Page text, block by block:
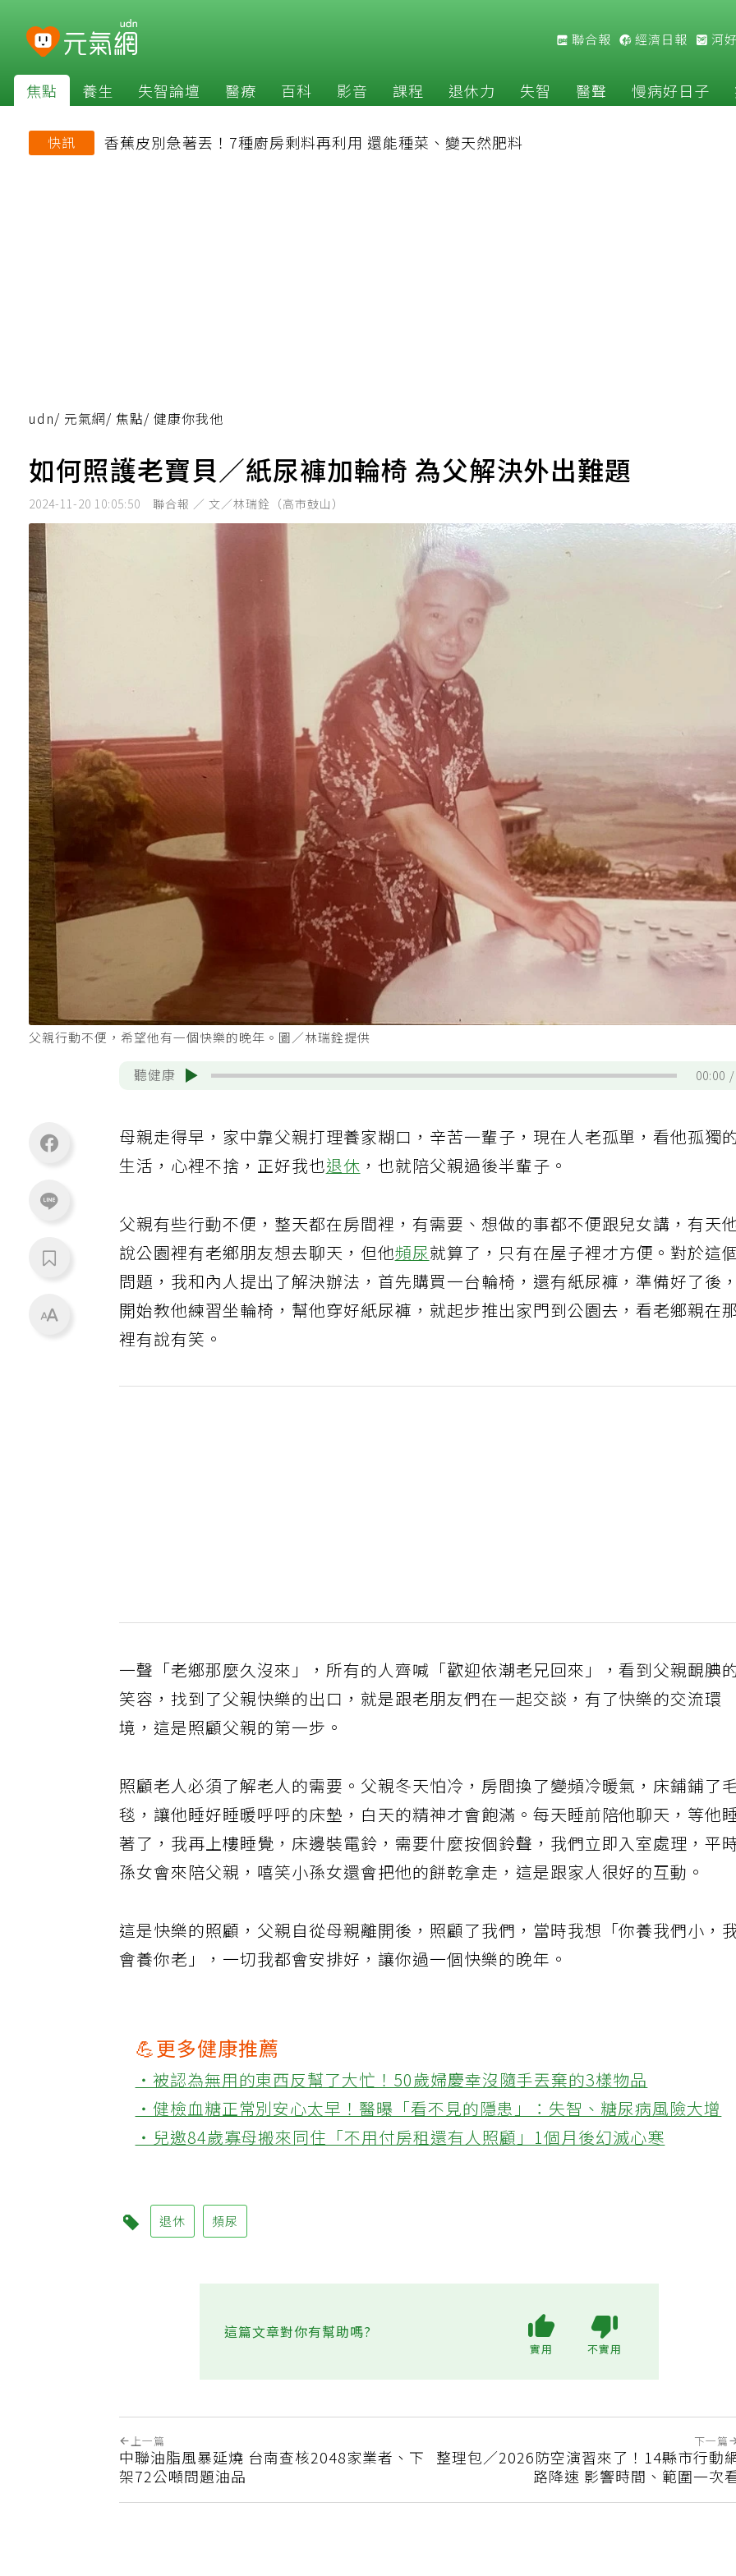
聯合報 經濟日報 河
焦點 養生 失智論壇 醫療 百科 影音 課程 退休力 失智 醫聲 慢病好日子
快訊 香蕉皮別急著丟！7種廚房剩料再利用 還能種菜、變天然肥料
udn/ 元氣網/ 焦點/ 健康你我他
如何照護老寶貝／紙尿褲加輪椅 為父解決外出難題
2024-11-20 10:05:50 聯合報 ／ 文／林瑞銓（高市鼓山）
父親行動不便，希望他有一個快樂的晚年。圖／林瑞銓提供
聽健康 00:00
母親走得早，家中靠父親打理養家糊口，辛苦一輩子，現在人老孤單，看他孤獨
生活，心裡不捨，正好我也退休 ，也就陪父親過後半輩子。
父親有些行動不便，整天都在房間裡，有需要、想做的事都不便跟兒女講，有天
說公園裡有老鄉朋友想去聊天，但他頻尿就算了，只有在屋子裡才方便。對於這
問題，我和內人提出了解決辦法，首先購買一台輪椅，還有紙尿褲，準備好了後，
開始教他練習坐輪椅，幫他穿好紙尿褲，就起步推出家門到公園去，看老鄉親在那
裡有說有笑。
一聲「老鄉那麼久沒來」，所有的人齊喊「歡迎依潮老兄回來」，看到父親靦腆
笑容，找到了父親快樂的出口，就是跟老朋友們在一起交談，有了快樂的交流環
境，這是照顧父親的第一步。
照顧老人必須了解老人的需要。父親冬天怕冷，房間換了變頻冷暖氣，床鋪鋪了
毯，讓他睡好睡暖呼呼的床墊，白天的精神才會飽滿。每天睡前陪他聊天，等他
著了，我再上樓睡覺，床邊裝電鈴，需要什麼按個鈴聲，我們立即入室處理，平
孫女會來陪父親，嘻笑小孫女還會把他的餅乾拿走，這是跟家人很好的互動。
這是快樂的照顧，父親自從母親離開後，照顧了我們，當時我想「你養我們小，
會養你老」，一切我都會安排好，讓你過一個快樂的晚年。
💪更多健康推薦
‧被認為無用的東西反幫了大忙！50歲婦慶幸沒隨手丟棄的3樣物品
‧健檢血糖正常別安心太早！醫曝「看不見的隱患」：失智、糖尿病風險大增
‧兒邀84歲寡母搬來同住「不用付房租還有人照顧」1個月後幻滅心寒
退休 頻尿
這篇文章對你有幫助嗎?
上一篇
中聯油脂風暴延燒 台南查核2048家業者、下
架72公噸問題油品
下一篇
整理包／2026防空演習來了！14縣市行動
路降速 影響時間、範圍一次看